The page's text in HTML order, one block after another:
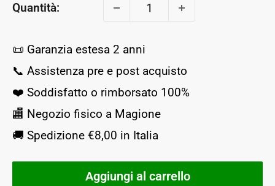
Quantità:
📜 Garanzia estesa 2 anni
📞 Assistenza pre e post acquisto
❤️ Soddisfatto o rimborsato 100%
🏬 Negozio fisico a Magione
🚚 Spedizione €8,00 in Italia
Aggiungi al carrello